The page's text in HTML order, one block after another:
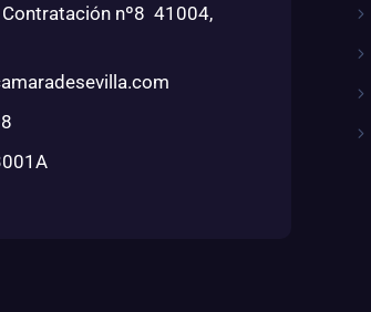
Contratación nº8 41004,